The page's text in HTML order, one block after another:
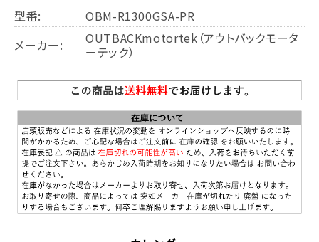
型番:
OBM-R1300GSA-PR
メーカー:
OUTBACKmotortek（アウトバックモータ
ーテック）